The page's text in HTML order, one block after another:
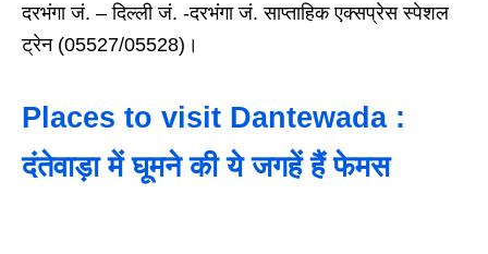
दरभंगा जं. – दिल्ली जं. -दरभंगा जं. साप्ताहिक एक्सप्रेस स्पेशल
ट्रेन (05527/05528)।
Places to visit Dantewada :
दंतेवाड़ा में घूमने की ये जगहें हैं फेमस